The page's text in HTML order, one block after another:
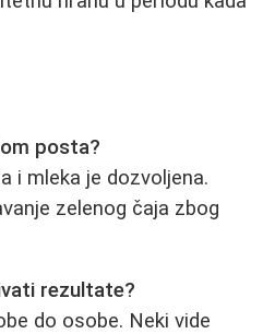
posta?
i mleka je dozvoljena.
zelenog čaja zbog
rezultate?
do osobe. Neki vide